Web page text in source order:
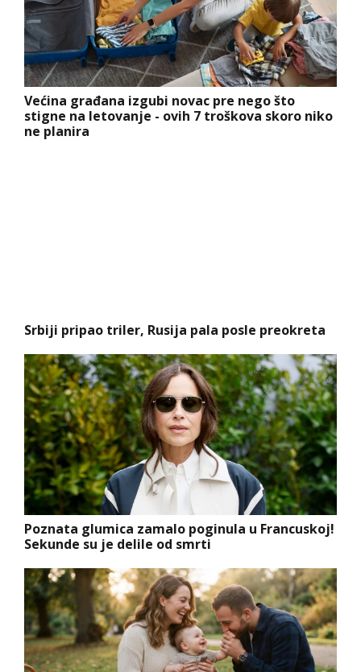
Većina građana izgubi novac pre nego što
stigne na letovanje - ovih 7 troškova skoro niko
ne planira
Srbiji pripao triler, Rusija pala posle preokreta
Poznata glumica zamalo poginula u Francuskoj!
Sekunde su je delile od smrti